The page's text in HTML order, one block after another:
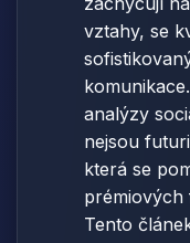
vztahy, se
analýzy
nejsou
která se
prémiových
Tento